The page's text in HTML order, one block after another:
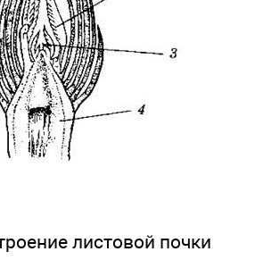
листовой почки